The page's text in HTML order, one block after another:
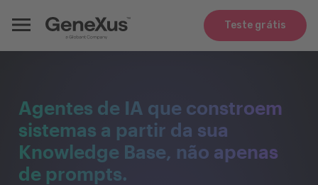
Teste grátis
Agentes de IA que constroem
sistemas a partir da sua
Knowledge Base, não apenas
de prompts.